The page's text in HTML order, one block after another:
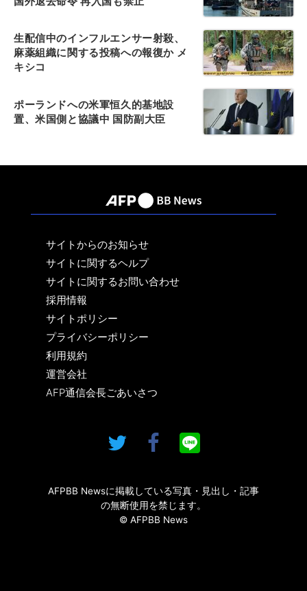
生配信中のインフルエンサー射殺、
麻薬組織に関する投稿への報復か メ
キシコ
ポーランドへの米軍恒久的基地設
置、米国側と協議中 国防副大臣
サイトからのお知らせ
サイトに関するヘルプ
サイトに関するお問い合わせ
採用情報
サイトポリシー
プライバシーポリシー
利用規約
運営会社
AFP通信会長ごあいさつ
AFPBB Newsに掲載している写真・見出し・記事
の無断使用を禁じます。
© AFPBB News